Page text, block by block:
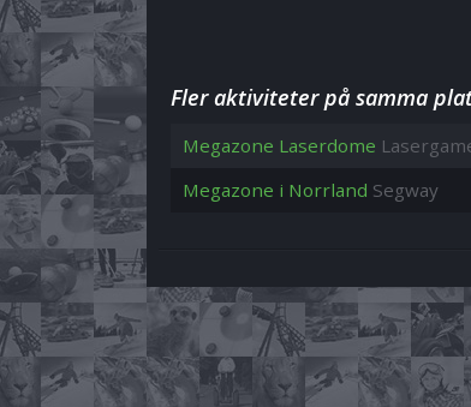
Fler aktiviteter på samma
Megazone Laserdome
Megazone i Norrland Segway